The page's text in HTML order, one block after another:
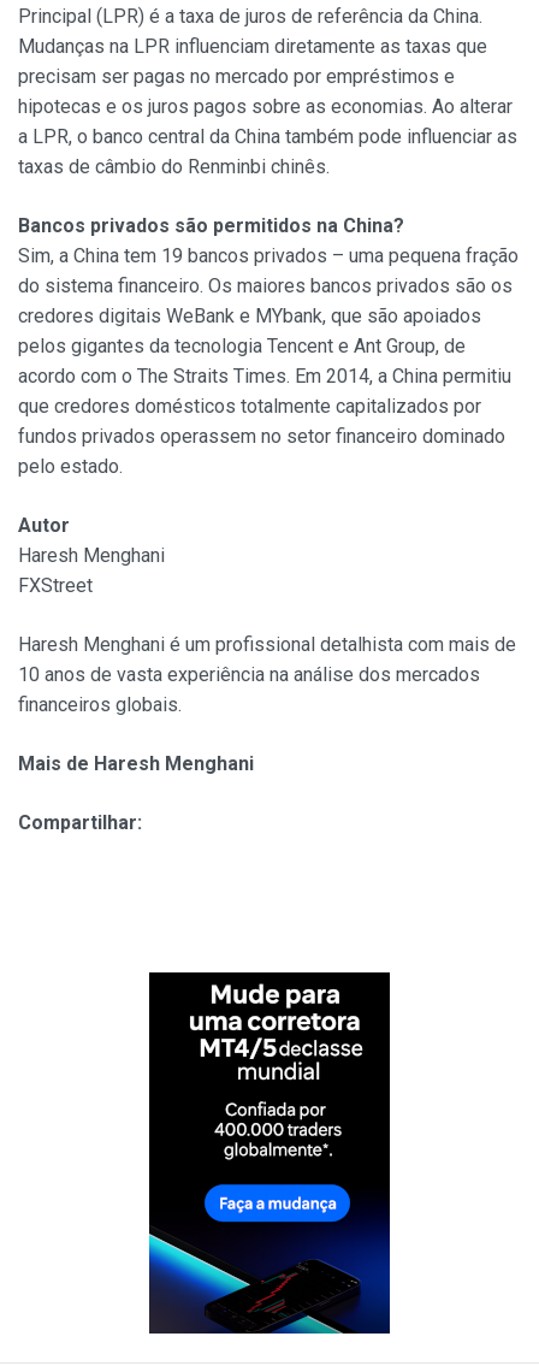
Principal (LPR) é a taxa de juros de referência da China.
Mudanças na LPR influenciam diretamente as taxas que
precisam ser pagas no mercado por empréstimos e
hipotecas e os juros pagos sobre as economias. Ao alterar
a LPR, o banco central da China também pode influenciar as
taxas de câmbio do Renminbi chinês.
Bancos privados são permitidos na China?
Sim, a China tem 19 bancos privados – uma pequena fração
do sistema financeiro. Os maiores bancos privados são os
credores digitais WeBank e MYbank, que são apoiados
pelos gigantes da tecnologia Tencent e Ant Group, de
acordo com o The Straits Times. Em 2014, a China permitiu
que credores domésticos totalmente capitalizados por
fundos privados operassem no setor financeiro dominado
pelo estado.
Autor
Haresh Menghani
FXStreet
Haresh Menghani é um profissional detalhista com mais de
10 anos de vasta experiência na análise dos mercados
financeiros globais.
Mais de Haresh Menghani
Compartilhar: